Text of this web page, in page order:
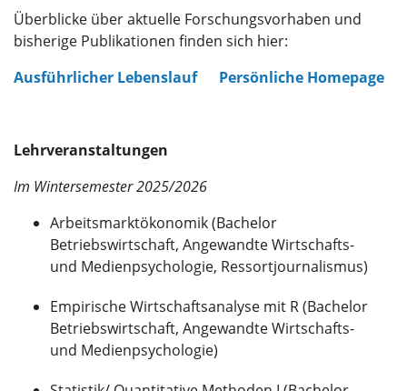
Überblicke über aktuelle Forschungsvorhaben und
bisherige Publikationen finden sich hier:
Ausführlicher Lebenslauf
Persönliche Homepage
Lehrveranstaltungen
Im Wintersemester 2025/2026
Arbeitsmarktökonomik (Bachelor
Betriebswirtschaft, Angewandte Wirtschafts-
und Medienpsychologie, Ressortjournalismus)
Empirische Wirtschaftsanalyse mit R (Bachelor
Betriebswirtschaft, Angewandte Wirtschafts-
und Medienpsychologie)